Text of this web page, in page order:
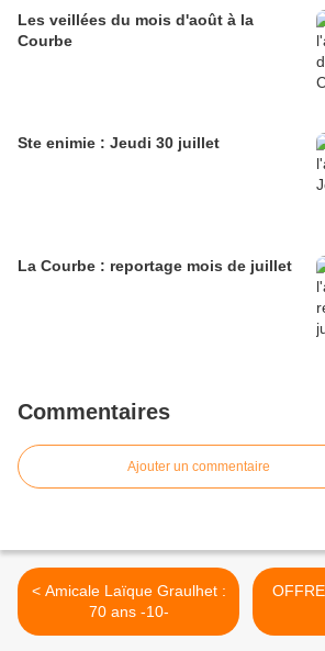
Les veillées du mois d'août à la
Courbe
Ste enimie : Jeudi 30 juillet
La Courbe : reportage mois de juillet
Commentaires
Ajouter un commentaire
< Amicale Laïque Graulhet :
70 ans -10-